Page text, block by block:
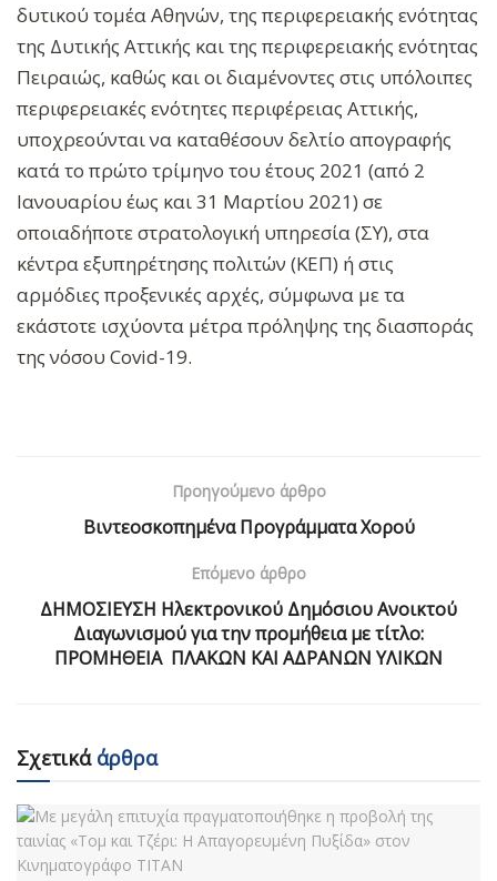
δυτικού τομέα Αθηνών, της περιφερειακής ενότητας
της Δυτικής Αττικής και της περιφερειακής ενότητας
Πειραιώς, καθώς και οι διαμένοντες στις υπόλοιπες
περιφερειακές ενότητες περιφέρειας Αττικής,
υποχρεούνται να καταθέσουν δελτίο απογραφής
κατά το πρώτο τρίμηνο του έτους 2021 (από 2
Ιανουαρίου έως και 31 Μαρτίου 2021) σε
οποιαδήποτε στρατολογική υπηρεσία (ΣΥ), στα
κέντρα εξυπηρέτησης πολιτών (ΚΕΠ) ή στις
αρμόδιες προξενικές αρχές, σύμφωνα με τα
εκάστοτε ισχύοντα μέτρα πρόληψης της διασποράς
της νόσου Covid-19.
Προηγούμενο άρθρο
Βιντεοσκοπημένα Προγράμματα Χορού
Επόμενο άρθρο
ΔΗΜΟΣΙΕΥΣΗ Ηλεκτρονικού Δημόσιου Ανοικτού
Διαγωνισμού για την προμήθεια με τίτλο:
ΠΡΟΜΗΘΕΙΑ ΠΛΑΚΩΝ ΚΑΙ ΑΔΡΑΝΩΝ ΥΛΙΚΩΝ
Σχετικάάρθρα